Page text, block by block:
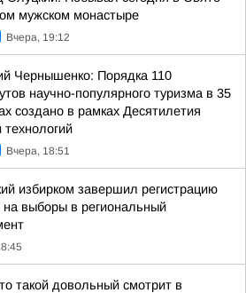
мужском монастыре
Вчера, 19:12
Чернышенко: Порядка 110
научно-популярного туризма в 35
создано в рамках Десятилетия
технологий
Вчера, 18:51
избирком завершил регистрацию
на выборы в региональный
такой довольный смотрит в